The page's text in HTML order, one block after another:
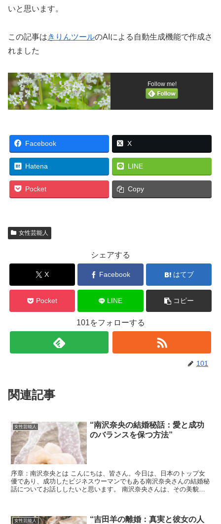
いと思います。
この記事はきりんツールのAIによる自動生成機能で作成さ
れました
Follow me!
Facebook X
Hatena LINE
Pocket Copy
女性芸能人
シェアする
X Facebook はてブ
Pocket LINE コピー
101をフォローする
101
関連記事
女性芸能人
“南沢奈央の結婚秘話：愛と成功
のバランスを保つ方法”
序章：南沢奈央とは こんにちは、皆さん。今日は、日本のトップ女
優であり、成功したビジネスウーマンでもある南沢奈央さんの結婚秘
話についてお話ししたいと思います。 南沢奈央さんは、その美貌と
女性芸能人
“吉田羊の離婚：真実と彼女の人